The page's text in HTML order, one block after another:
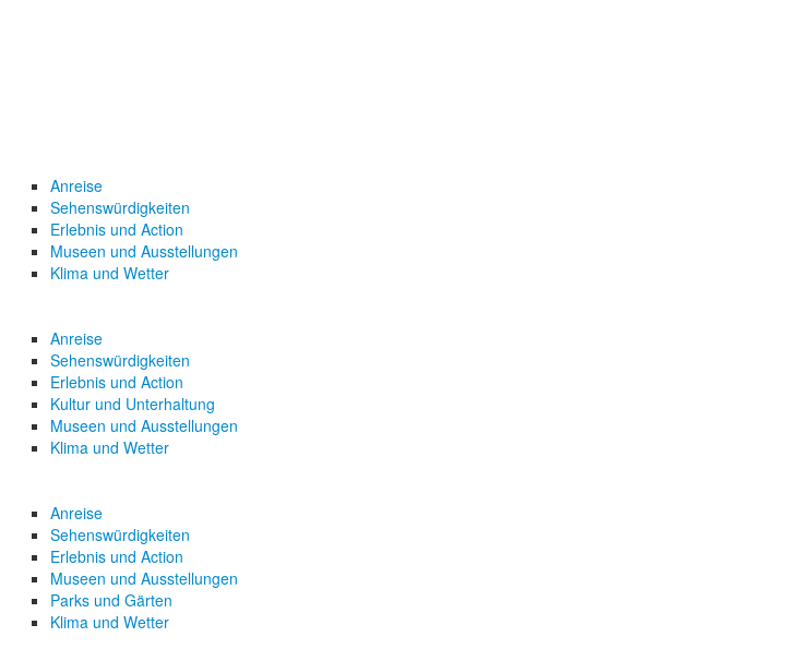
Anreise
Sehenswürdigkeiten
Erlebnis und Action
Museen und Ausstellungen
Klima und Wetter
Anreise
Sehenswürdigkeiten
Erlebnis und Action
Kultur und Unterhaltung
Museen und Ausstellungen
Klima und Wetter
Anreise
Sehenswürdigkeiten
Erlebnis und Action
Museen und Ausstellungen
Parks und Gärten
Klima und Wetter